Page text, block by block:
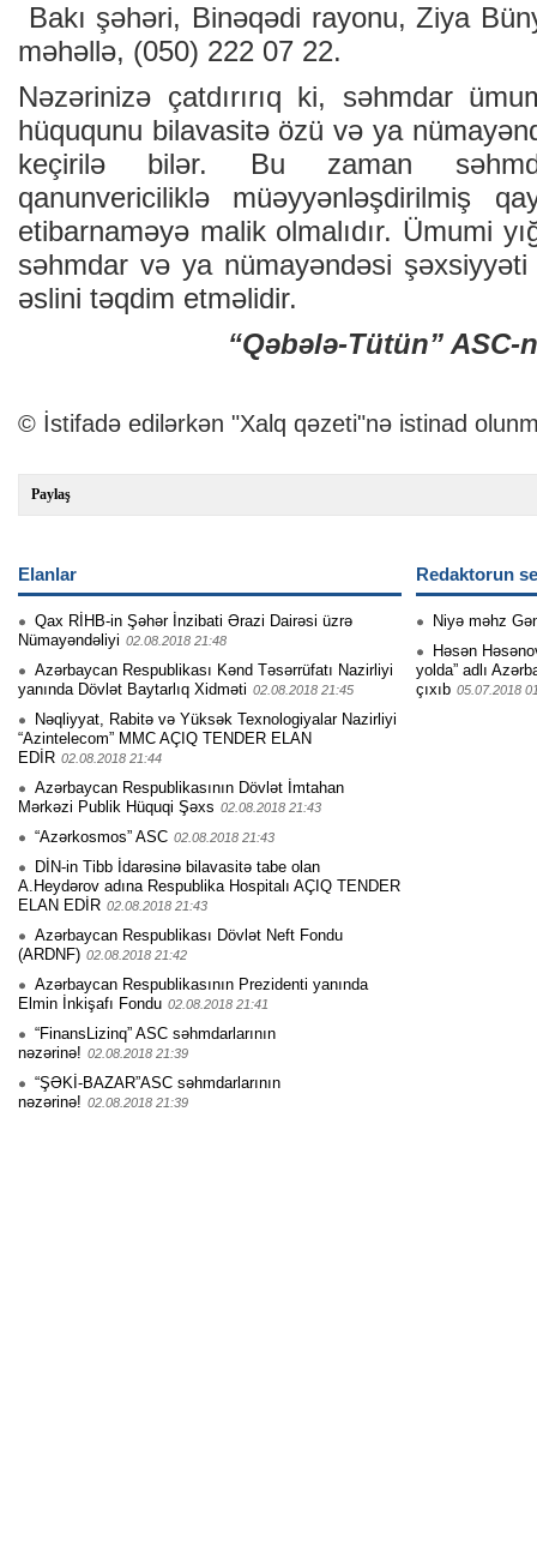
Bakı şəhəri, Binəqədi rayonu, Ziya
məhəllə, (050) 222 07 22.
Nəzərinizə çatdırırıq ki, səhmdar
hüququnu bilavasitə özü və ya
keçirilə bilər. Bu zaman
qanunvericiliklə müəyyənləşdirilmiş
etibarnaməyə malik olmalıdır. Ümumi
səhmdar və ya nümayəndəsi
əslini təqdim etməlidir.
“Qəbələ-Tütün” ASC-
© İstifadə edilərkən "Xalq qəzeti"nə istinad
Paylaş
Elanlar
Qax RİHB-in Şəhər İnzibati Ərazi Dairəsi üzrə
Nümayəndəliyi 02.08.2018 21:48
Azərbaycan Respublikası Kənd Təsərrüfatı Nazirliyi
yanında Dövlət Baytarlıq Xidməti 02.08.2018 21:45
Nəqliyyat, Rabitə və Yüksək Texnologiyalar Nazirliyi
“Azintelecom” MMC AÇIQ TENDER ELAN
EDİR 02.08.2018 21:44
Azərbaycan Respublikasının Dövlət İmtahan
Mərkəzi Publik Hüquqi Şəxs 02.08.2018 21:43
“Azərkosmos” ASC 02.08.2018 21:43
DİN-in Tibb İdarəsinə bilavasitə tabe olan
A.Heydərov adına Respublika Hospitalı AÇIQ TENDER
ELAN EDİR 02.08.2018 21:43
Azərbaycan Respublikası Dövlət Neft Fondu
(ARDNF) 02.08.2018 21:42
Azərbaycan Respublikasının Prezidenti yanında
Elmin İnkişafı Fondu 02.08.2018 21:41
“FinansLizinq” ASC səhmdarlarının
nəzərinə! 02.08.2018 21:39
“ŞƏKİ-BAZAR”ASC səhmdarlarının
nəzərinə! 02.08.2018 21:39
Redaktorun
Niyə məhz
Həsən
yolda” adlı
çıxıb 05.07.2018